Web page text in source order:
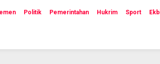
Politik Pemerintahan Hukrim Sport